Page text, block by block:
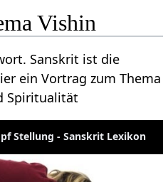
Vishin
Sanskrit ist die
ein Vortrag zum Thema
Spiritualität
Stellung - Sanskrit Lexikon